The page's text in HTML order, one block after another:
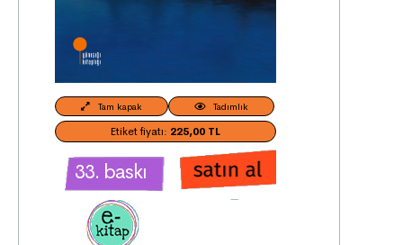
Tam kapak Tadımlık
Etiket fiyatı: 225,00 TL
33. baskı